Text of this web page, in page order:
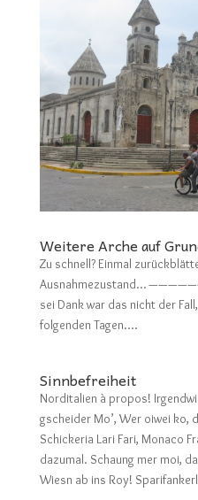
Weitere Arche auf
Zu schnell? Einmal
Ausnahmezustand…
sei Dank war das nicht der
folgenden Tagen....
Sinnbefreiheit
Norditalien à propos!
gscheider Mo’, Wer oiwei ko,
Schickeria Lari Fari, Monaco
dazumal. Schaung mer moi,
Wiesn ab ins Roy!